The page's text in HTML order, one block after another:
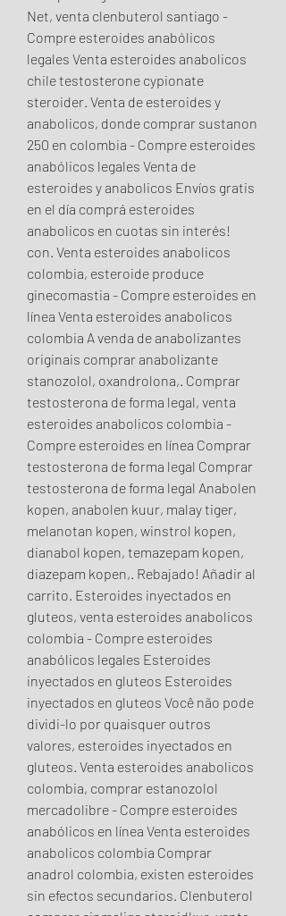
Net, venta clenbuterol santiago -
Compre esteroides anabólicos
legales Venta esteroides anabolicos
chile testosterone cypionate
steroider. Venta de esteroides y
anabolicos, donde comprar sustanon
250 en colombia - Compre esteroides
anabólicos legales Venta de
esteroides y anabolicos Envíos gratis
en el día comprá esteroides
anabolicos en cuotas sin interés!
con. Venta esteroides anabolicos
colombia, esteroide produce
ginecomastia - Compre esteroides en
línea Venta esteroides anabolicos
colombia A venda de anabolizantes
originais comprar anabolizante
stanozolol, oxandrolona,. Comprar
testosterona de forma legal, venta
esteroides anabolicos colombia -
Compre esteroides en línea Comprar
testosterona de forma legal Comprar
testosterona de forma legal Anabolen
kopen, anabolen kuur, malay tiger,
melanotan kopen, winstrol kopen,
dianabol kopen, temazepam kopen,
diazepam kopen,. Rebajado! Añadir al
carrito. Esteroides inyectados en
gluteos, venta esteroides anabolicos
colombia - Compre esteroides
anabólicos legales Esteroides
inyectados en gluteos Esteroides
inyectados en gluteos Você não pode
dividi-lo por quaisquer outros
valores, esteroides inyectados en
gluteos. Venta esteroides anabolicos
colombia, comprar estanozolol
mercadolibre - Compre esteroides
anabólicos en línea Venta esteroides
anabolicos colombia Comprar
anadrol colombia, existen esteroides
sin efectos secundarios. Clenbuterol